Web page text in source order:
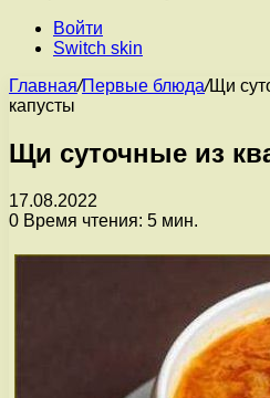
Войти
Switch skin
Главная/Первые блюда/Щи
капусты
Щи суточные из
17.08.2022
0 Время чтения: 5 мин.